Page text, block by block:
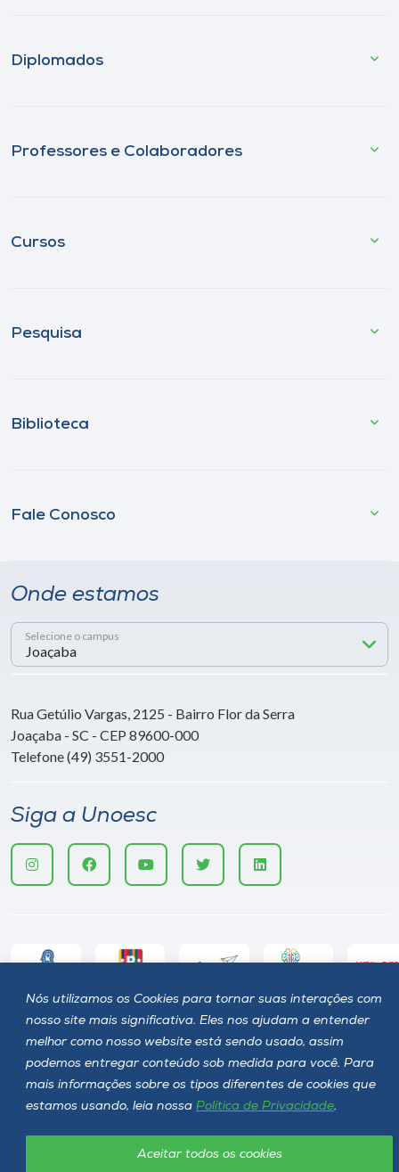
Nós utilizamos os Cookies para tornar suas interações com
nosso site mais significativa. Eles nos ajudam a entender
melhor como nosso website está sendo usado, assim
podemos entregar conteúdo sob medida para você. Para
mais informações sobre os tipos diferentes de cookies que
estamos usando, leia nossa Política de Privacidade.
Aceitar todos os cookies
Diplomados
Professores e Colaboradores
Cursos
Pesquisa
Biblioteca
Fale Conosco
Onde estamos
Selecione o campus
Rua Getúlio Vargas, 2125 - Bairro Flor da Serra
Joaçaba - SC - CEP 89600-000
Telefone (49) 3551-2000
Siga a Unoesc
Unoesc © 2026 - Todos os direitos reservados
Política de privacidade LGPD